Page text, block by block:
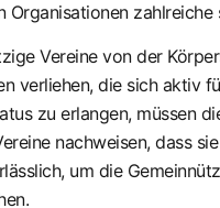
Vereine von der
verliehen, die sich aktiv
zu erlangen, müssen
nachweisen, dass
um die